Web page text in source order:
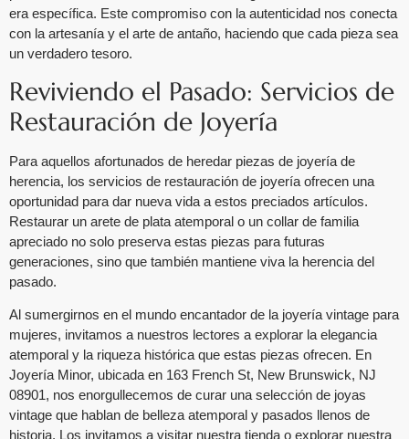
era específica. Este compromiso con la autenticidad nos conecta
con la artesanía y el arte de antaño, haciendo que cada pieza sea
un verdadero tesoro.
Reviviendo el Pasado: Servicios de
Restauración de Joyería
Para aquellos afortunados de heredar piezas de joyería de
herencia, los servicios de restauración de joyería ofrecen una
oportunidad para dar nueva vida a estos preciados artículos.
Restaurar un arete de plata atemporal o un collar de familia
apreciado no solo preserva estas piezas para futuras
generaciones, sino que también mantiene viva la herencia del
pasado.
Al sumergirnos en el mundo encantador de la joyería vintage para
mujeres, invitamos a nuestros lectores a explorar la elegancia
atemporal y la riqueza histórica que estas piezas ofrecen. En
Joyería Minor, ubicada en 163 French St, New Brunswick, NJ
08901, nos enorgullecemos de curar una selección de joyas
vintage que hablan de belleza atemporal y pasados llenos de
historia. Los invitamos a visitar nuestra tienda o explorar nuestra